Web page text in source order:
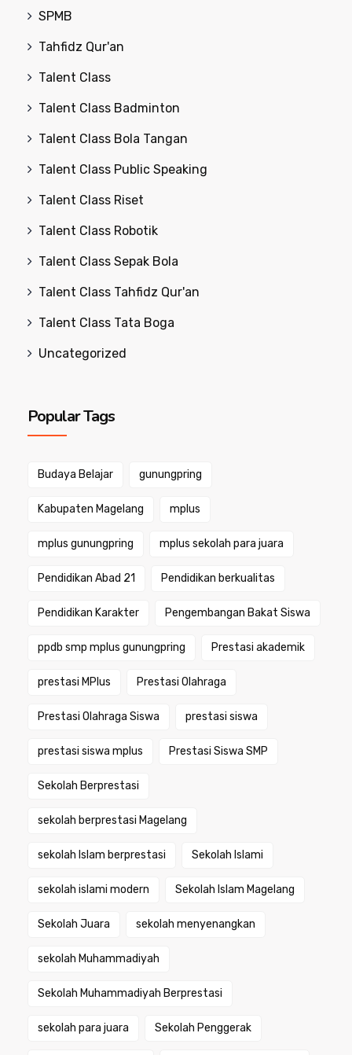
SPMB
Tahfidz Qur'an
Talent Class
Talent Class Badminton
Talent Class Bola Tangan
Talent Class Public Speaking
Talent Class Riset
Talent Class Robotik
Talent Class Sepak Bola
Talent Class Tahfidz Qur'an
Talent Class Tata Boga
Uncategorized
Popular Tags
Budaya Belajar gunungpring
Kabupaten Magelang mplus
mplus gunungpring mplus sekolah para juara
Pendidikan Abad 21 Pendidikan berkualitas
Pendidikan Karakter Pengembangan Bakat Siswa
ppdb smp mplus gunungpring Prestasi akademik
prestasi MPlus Prestasi Olahraga
Prestasi Olahraga Siswa prestasi siswa
prestasi siswa mplus Prestasi Siswa SMP
Sekolah Berprestasi
sekolah berprestasi Magelang
sekolah Islam berprestasi Sekolah Islami
sekolah islami modern Sekolah Islam Magelang
Sekolah Juara sekolah menyenangkan
sekolah Muhammadiyah
Sekolah Muhammadiyah Berprestasi
sekolah para juara Sekolah Penggerak